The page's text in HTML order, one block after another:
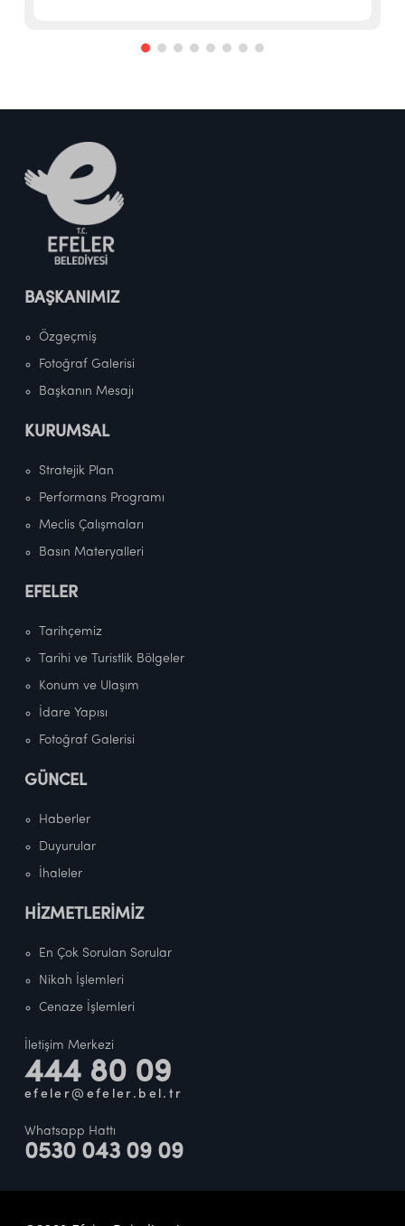
BAŞKANIMIZ
Özgeçmiş
Fotoğraf Galerisi
Başkanın Mesajı
KURUMSAL
Stratejik Plan
Performans Programı
Meclis Çalışmaları
Basın Materyalleri
EFELER
Tarihçemiz
Tarihi ve Turistlik Bölgeler
Konum ve Ulaşım
İdare Yapısı
Fotoğraf Galerisi
GÜNCEL
Haberler
Duyurular
İhaleler
HİZMETLERİMİZ
En Çok Sorulan Sorular
Nikah İşlemleri
Cenaze İşlemleri
İletişim Merkezi
444 80 09
efeler@efeler.bel.tr
Whatsapp Hattı
0530 043 09 09